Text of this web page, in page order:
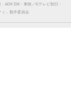
ADK EM・東映／©︎テレビ朝日・
ィ」製作委員会